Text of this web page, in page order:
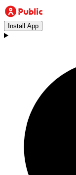
Install App